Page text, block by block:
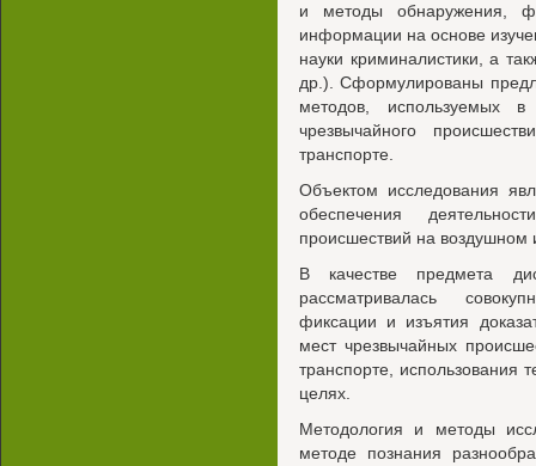
и методы обнаружения,
информации на основе
науки криминалистики, а
др.). Сформулированы
методов, используемых
чрезвычайного
транспорте.
Объектом исследования
обеспечения
происшествий на воздушном
В качестве предмета
рассматривалась
фиксации и изъятия
мест чрезвычайных
транспорте, использования
целях.
Методология и методы
методе познания